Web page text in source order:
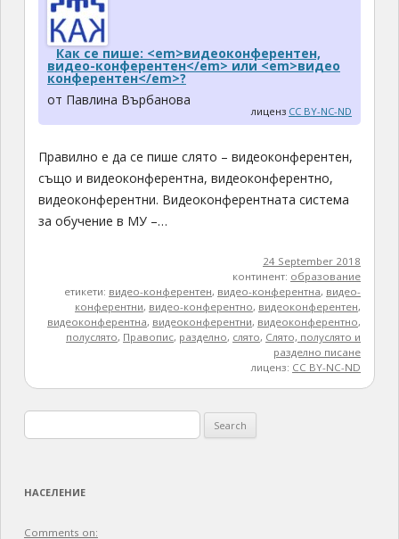
Как се пише: <em>видеоконферентен,
видео-конферентен</em> или <em>видео
конферентен</em>?
от Павлина Върбанова
лиценз CC BY-NC-ND
Правилно е да се пише слято – видеоконферентен,
също и видеоконферентна, видеоконферентно,
видеоконферентни. Видеоконферентната система
за обучение в МУ –…
24 September 2018
континент: образование
етикети: видео-конферентен, видео-конферентна, видео-
конферентни, видео-конферентно, видеоконферентен,
видеоконферентна, видеоконферентни, видеоконферентно,
полуслято, Правопис, разделно, слято, Слято, полуслято и
разделно писане
лиценз: CC BY-NC-ND
for:
НАСЕЛЕНИЕ
Comments on: